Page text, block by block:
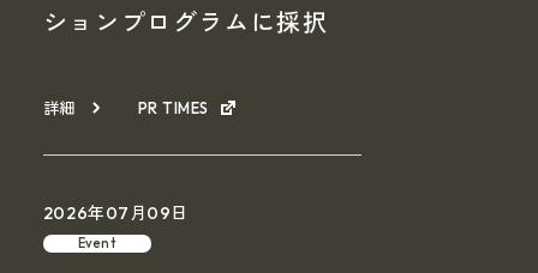
ションプログラムに採択
詳細 PR TIMES
2026年07月09日
Event